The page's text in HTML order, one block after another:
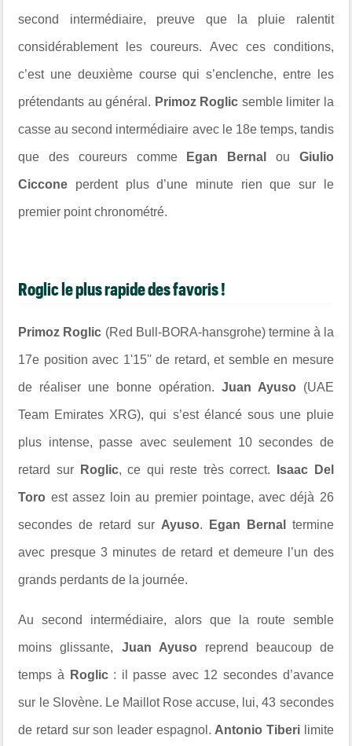
second intermédiaire, preuve que la pluie ralentit
considérablement les coureurs. Avec ces conditions,
c’est une deuxième course qui s’enclenche, entre les
prétendants au général. Primoz Roglic semble limiter la
casse au second intermédiaire avec le 18e temps, tandis
que des coureurs comme Egan Bernal ou Giulio
Ciccone perdent plus d’une minute rien que sur le
premier point chronométré.
Roglic le plus rapide des favoris !
Primoz Roglic (Red Bull-BORA-hansgrohe) termine à la
17e position avec 1'15'' de retard, et semble en mesure
de réaliser une bonne opération. Juan Ayuso (UAE
Team Emirates XRG), qui s’est élancé sous une pluie
plus intense, passe avec seulement 10 secondes de
retard sur Roglic, ce qui reste très correct. Isaac Del
Toro est assez loin au premier pointage, avec déjà 26
secondes de retard sur Ayuso. Egan Bernal termine
avec presque 3 minutes de retard et demeure l’un des
grands perdants de la journée.
Au second intermédiaire, alors que la route semble
moins glissante, Juan Ayuso reprend beaucoup de
temps à Roglic: il passe avec 12 secondes d’avance
sur le Slovène. Le Maillot Rose accuse, lui, 43 secondes
de retard sur son leader espagnol. Antonio Tiberilimite